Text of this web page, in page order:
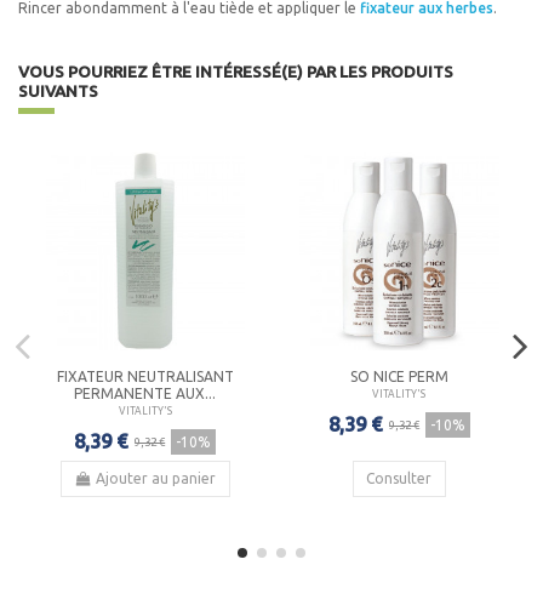
Rincer abondamment à l'eau tiède et appliquer le fixateur aux herbes.
VOUS POURRIEZ ÊTRE INTÉRESSÉ(E) PAR LES PRODUITS
SUIVANTS
FIXATEUR NEUTRALISANT
PERMANENTE AUX...
VITALITY'S
8,39 € 9,32 € -10%
Ajouter au panier
SO NICE PERM
VITALITY'S
8,39 € 9,32 € -10%
Consulter